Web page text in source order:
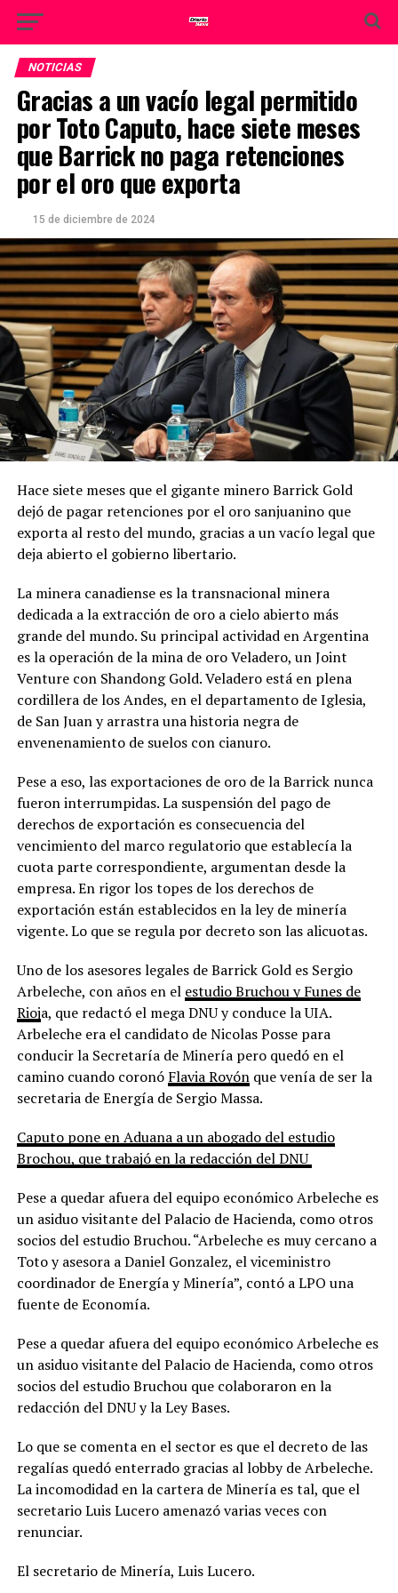
NOTICIAS
Gracias a un vacío legal permitido
por Toto Caputo, hace siete meses
que Barrick no paga retenciones
por el oro que exporta
15 de diciembre de 2024
Hace siete meses que el gigante minero Barrick Gold
dejó de pagar retenciones por el oro sanjuanino que
exporta al resto del mundo, gracias a un vacío legal que
deja abierto el gobierno libertario.
La minera canadiense es la transnacional minera
dedicada a la extracción de oro a cielo abierto más
grande del mundo. Su principal actividad en Argentina
es la operación de la mina de oro Veladero, un Joint
Venture con Shandong Gold. Veladero está en plena
cordillera de los Andes, en el departamento de Iglesia,
de San Juan y arrastra una historia negra de
envenenamiento de suelos con cianuro.
Pese a eso, las exportaciones de oro de la Barrick nunca
fueron interrumpidas. La suspensión del pago de
derechos de exportación es consecuencia del
vencimiento del marco regulatorio que establecía la
cuota parte correspondiente, argumentan desde la
empresa. En rigor los topes de los derechos de
exportación están establecidos en la ley de minería
vigente. Lo que se regula por decreto son las alicuotas.
Uno de los asesores legales de Barrick Gold es Sergio
Arbeleche, con años en el estudio Bruchou y Funes de
Rioja, que redactó el mega DNU y conduce la UIA.
Arbeleche era el candidato de Nicolas Posse para
conducir la Secretaría de Minería pero quedó en el
camino cuando coronó Flavia Royónque venía de ser la
secretaria de Energía de Sergio Massa.
Caputo pone en Aduana a un abogado del estudio
Brochou, que trabajó en la redacción del DNU
Pese a quedar afuera del equipo económico Arbeleche es
un asiduo visitante del Palacio de Hacienda, como otros
socios del estudio Bruchou. “Arbeleche es muy cercano a
Toto y asesora a Daniel Gonzalez, el viceministro
coordinador de Energía y Minería”, contó a LPO una
fuente de Economía.
Pese a quedar afuera del equipo económico Arbeleche es
un asiduo visitante del Palacio de Hacienda, como otros
socios del estudio Bruchou que colaboraron en la
redacción del DNU y la Ley Bases.
Lo que se comenta en el sector es que el decreto de las
regalías quedó enterrado gracias al lobby de Arbeleche.
La incomodidad en la cartera de Minería es tal, que el
secretario Luis Lucero amenazó varias veces con
renunciar.
El secretario de Minería, Luis Lucero.